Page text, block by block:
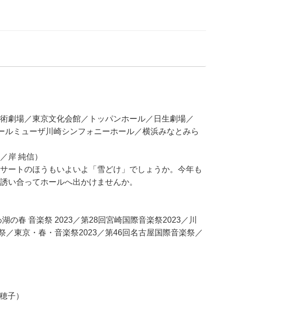
劇場／東京文化会館／トッパンホール／日生劇場／
ミューザ川崎シンフォニーホール／横浜みなとみら
岸 純信）
ートのほうもいよいよ「雪どけ」でしょうか。今年も
い合ってホールへ出かけませんか。
の春 音楽祭 2023／第28回宮崎国際音楽祭2023／川
東京・春・音楽祭2023／第46回名古屋国際音楽祭／
子）